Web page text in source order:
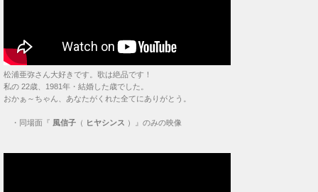
松浦亜弥さん大好きです。歌は絶品です！
私の 22歳、1981年・結婚した歳でした。
おかぁ～ちゃん、あなたがくれた全てにありがとう。
・ 同場面『 風信子 （ ヒヤシンス ）』のみの映像